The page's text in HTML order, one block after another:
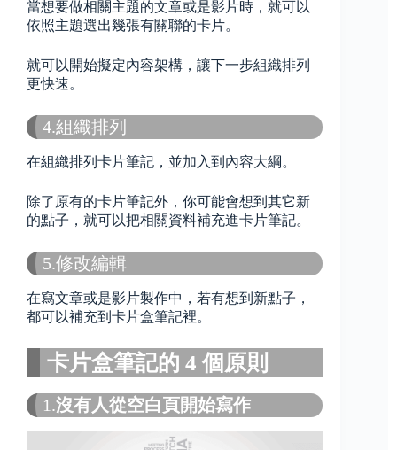
當想要做相關主題的文章或是影片時，就可以
依照主題選出幾張有關聯的卡片。
就可以開始擬定內容架構，讓下一步組織排列
更快速。
4.組織排列
在組織排列卡片筆記，並加入到內容大綱。
除了原有的卡片筆記外，你可能會想到其它新
的點子，就可以把相關資料補充進卡片筆記。
5.修改編輯
在寫文章或是影片製作中，若有想到新點子，
都可以補充到卡片盒筆記裡。
卡片盒筆記的 4 個原則
1.沒有人從空白頁開始寫作